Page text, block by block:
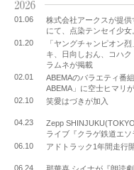
2026
01.06
株式会社アークスが提供
にて、点染テンセイ少
01.20
「ヤングチャンピオン
キ、日向しおん、コハ
ラムネが掲載
02.01
ABEMAのバラエティ番
ABEMA」に空士ヒマリ
02.10
笑愛はづきが加入
04.23
Zepp
ライブ『クラゲ鉄道エ
06.10
アドトラック1年間走行
06.24